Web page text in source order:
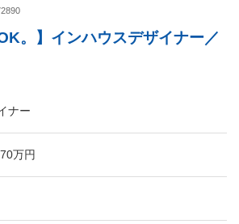
。】インハウスデザイナー／
ナー
万円